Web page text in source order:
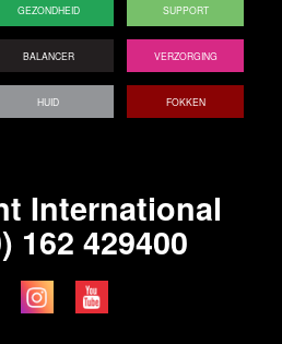
GEZONDHEID SUPPORT
BALANCER VERZORGING
HUID FOKKEN
International
162 429400